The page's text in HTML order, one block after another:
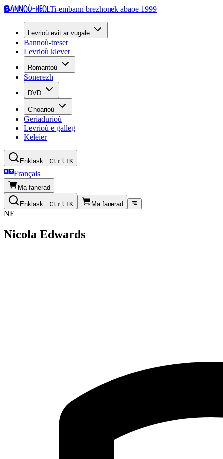
Bannoù-heolTi-embann brezhonek abaoe 1999
Levrioù evit ar vugale
Bannoù-treset
Levrioù klevet
Romantoù
Sonerezh
DVD
C'hoarioù
Geriadurioù
Levrioù e galleg
Keleier
Enklask...Ctrl+K
Français
Ma fanerad
Enklask...Ctrl+K Ma fanerad
NE
Nicola Edwards